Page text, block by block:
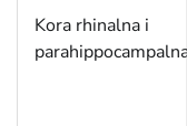
Kora rhinalna i